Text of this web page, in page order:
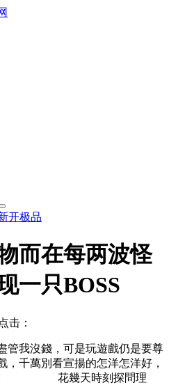
开极品
而在每两波怪
一只BOSS
点击：
我沒錢，可是玩遊戲仍是要尊
，千萬別看宣揚的怎洋怎洋好，
楚。 花幾天時刻探問理